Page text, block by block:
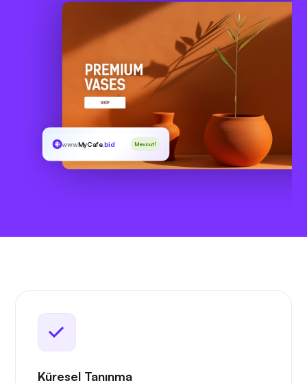
wwwMyCafe.bid Mevcut!
Küresel Tanınma